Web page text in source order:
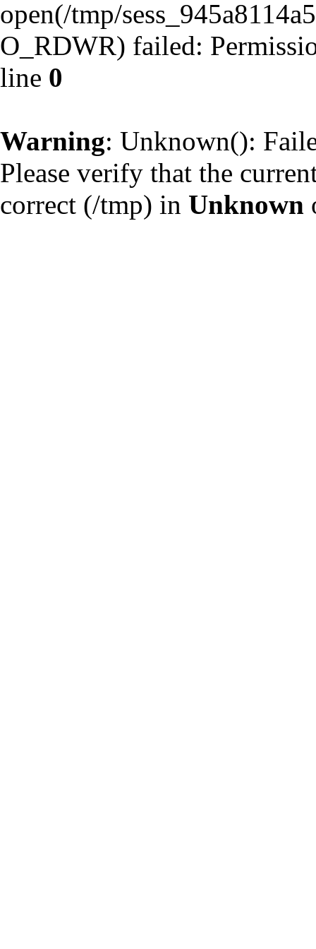
open(/tmp/
O_RDWR) failed:
line 0
Warning: Unknown():
Please verify that the
correct (/tmp) in Unknown